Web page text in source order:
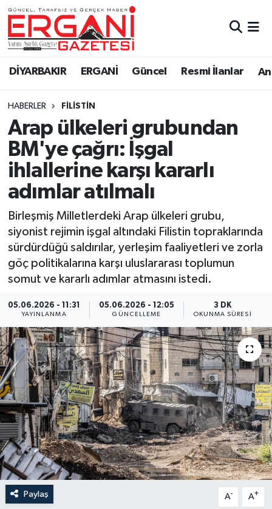
DİYARBAKIR ERGANİ Güncel Resmi İlanlar
HABERLER FILISTIN
Arap ülkeleri grubundan
BM'ye çağrı: İşgal
ihlallerine karşı kararlı
adımlar atılmalı
Birleşmiş Milletlerdeki Arap ülkeleri grubu,
siyonist rejimin işgal altındaki Filistin topraklarında
sürdürdüğü saldırılar, yerleşim faaliyetleri ve zorla
göç politikalarına karşı uluslararası toplumun
somut ve kararlı adımlar atmasını istedi.
05.06.2026 - 11:31
YAYINLANMA
05.06.2026 - 12:05
GÜNCELLEME
3 DK
OKUNMA SÜRESI
Paylaş A- A+
DİYARBAKIR
BİSMİL
BAĞLAR
ERGANİ
Güncel
Eği̇ti̇m
Resmi İlanlar
Sağlık
Si̇yaset
Spor
Bi̇li̇m & Teknoloji̇
Dünya
Eği̇ti̇m
Ergani Nöbetçi Eczaneler
Ergani Hava Durumu
Ergani Trafik Yoğunluk Haritası
Süper Lig Puan Durumu ve Fikstür
Tüm Manşetler
Son Dakika Haberleri
Haber Arşivi